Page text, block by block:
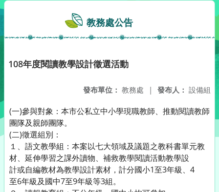
教務處公告
108年度閱讀教學設計徵選活動
發布人： 設備組
發布單位： 教務處 |
(一)參與對象：本市公私立中小學現職教師、推動閱讀教師
團隊及親師團隊。
(二)徵選組別：
１、語文教學組：本案以七大領域及議題之教科書單元教
材、延伸學習之課外讀物、補救教學閱讀活動教學設
計或自編教材為教學設計素材，計分國小1至3年級、4
至6年級及國中7至9年級等3組。